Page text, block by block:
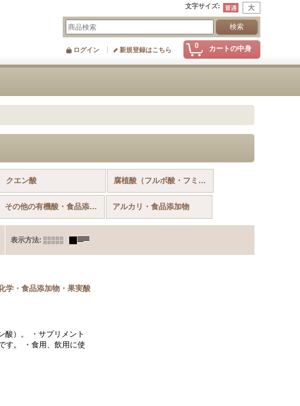
文字サイズ:
0 カートの中身
ログイン 新規登録はこちら
クエン酸 腐植酸（フルボ酸・フミン酸）
その他の有機酸・食品添加物 アルカリ・食品添加物
表示方法:
学・食品添加物・果実酸
酸）。 ・サプリメント
す。 ・食用、飲用に使